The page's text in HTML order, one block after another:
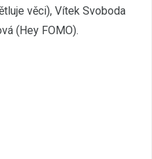
věci), Vítek Svoboda
(Hey FOMO).